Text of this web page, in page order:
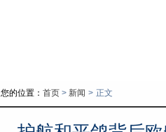
您的位置： 首页 > 新闻 > 正文